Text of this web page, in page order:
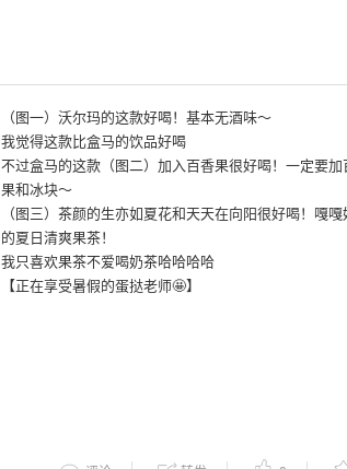
（图一）沃尔玛的这款好喝！基本无酒味～
我觉得这款比盒马的饮品好喝
不过盒马的这款（图二）加入百香果很好喝！一定要加
果和冰块～
（图三）茶颜的生亦如夏花和天天在向阳很好喝！嘎
的夏日清爽果茶！
我只喜欢果茶不爱喝奶茶哈哈哈哈
【正在享受暑假的蛋挞老师🤩】